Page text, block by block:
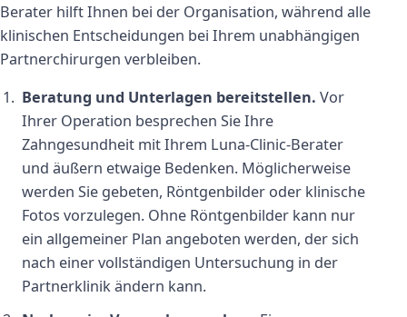
Berater hilft Ihnen bei der Organisation, während alle
klinischen Entscheidungen bei Ihrem unabhängigen
Partnerchirurgen verbleiben.
Beratung und Unterlagen bereitstellen. Vor
Ihrer Operation besprechen Sie Ihre
Zahngesundheit mit Ihrem Luna-Clinic-Berater
und äußern etwaige Bedenken. Möglicherweise
werden Sie gebeten, Röntgenbilder oder klinische
Fotos vorzulegen. Ohne Röntgenbilder kann nur
ein allgemeiner Plan angeboten werden, der sich
nach einer vollständigen Untersuchung in der
Partnerklinik ändern kann.